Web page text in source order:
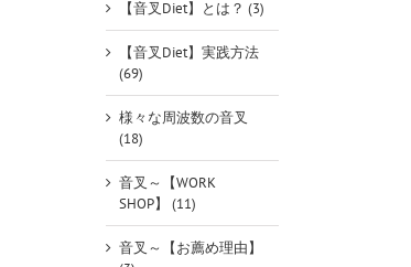
【音叉Diet】とは？ (3)
【音叉Diet】実践方法
(69)
様々な周波数の音叉
(18)
音叉～【WORK
SHOP】 (11)
音叉～【お薦め理由】